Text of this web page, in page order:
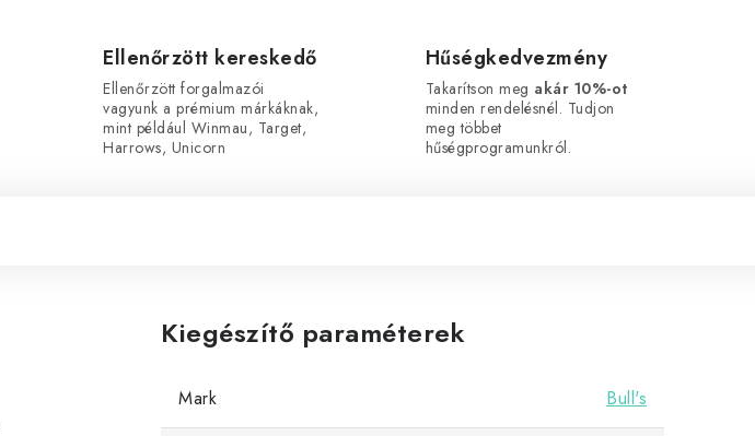
Ellenőrzött kereskedő
Ellenőrzött forgalmazói
vagyunk a prémium márkáknak,
mint például Winmau, Target,
Harrows, Unicorn
Hűségkedvezmény
Takarítson meg akár 10%-ot
minden rendelésnél. Tudjon
meg többet
hűségprogramunkról.
Kiegészítő paraméterek
Mark Bull's